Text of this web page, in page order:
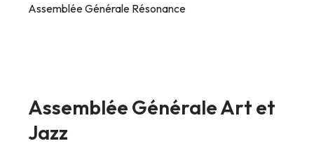
Assemblée Générale Résonance
Assemblée Générale Art et
Jazz